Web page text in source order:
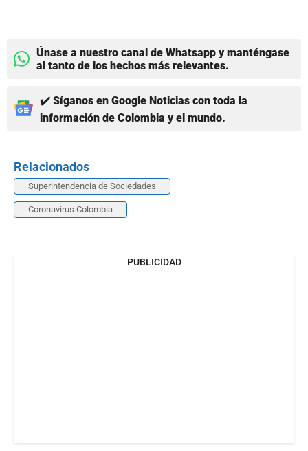
Únase a nuestro canal de Whatsapp y manténgase
al tanto de los hechos más relevantes.
✔️ Síganos en Google Noticias con toda la
información de Colombia y el mundo.
Relacionados
Superintendencia de Sociedades
Coronavirus Colombia
PUBLICIDAD